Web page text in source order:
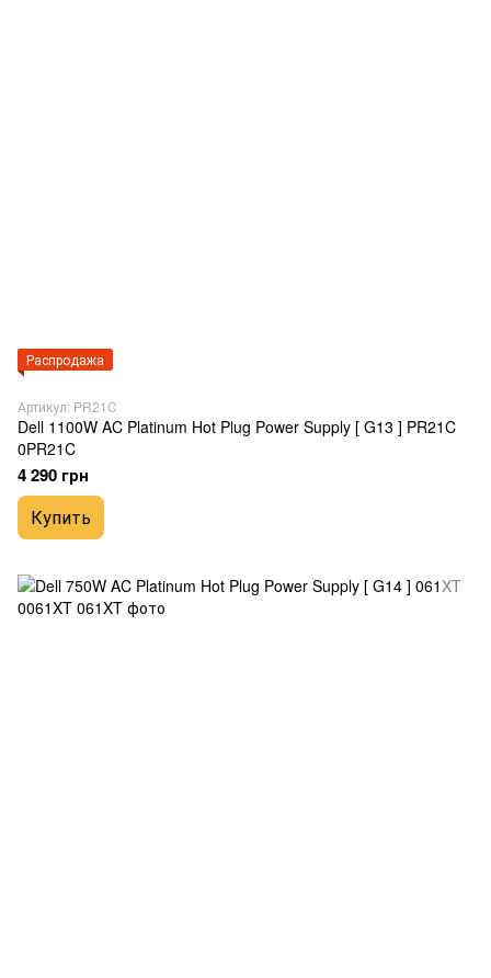
Распродажа
Артикул: PR21C
Dell 1100W AC Platinum Hot Plug Power Supply [ G13 ] PR21C
0PR21C
4 290 грн
Купить